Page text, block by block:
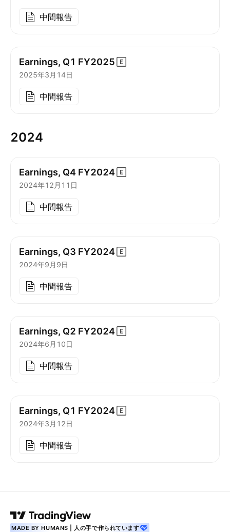
中間報告
Earnings, Q1 FY2025
2025年3月14日
中間報告
2024
Earnings, Q4 FY2024
2024年12月11日
中間報告
Earnings, Q3 FY2024
2024年9月9日
中間報告
Earnings, Q2 FY2024
2024年6月10日
中間報告
Earnings, Q1 FY2024
2024年3月12日
中間報告
MADE BY HUMANS | 人の手で作られています